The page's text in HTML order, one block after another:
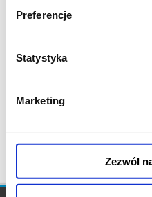
Preferencje
Statystyka
Marketing
Zezwól